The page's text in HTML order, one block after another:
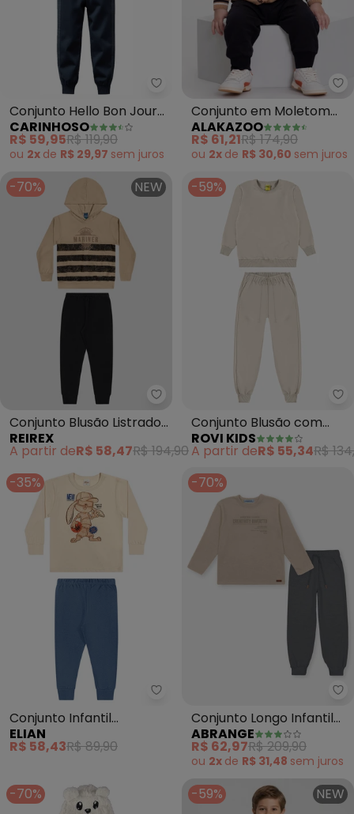
Carinhoso - Conjunto Hello
Conjunto Hello Bon Jour
em Moletom (Bege)
CARINHOSO
R$ 59,95R$ 119,90
ou 2x de R$ 29,97 sem juros
Conjunto em Moletom
com Capuz e Retilínea
(Bege)
ALAKAZOO
R$ 61,21R$ 174,90
ou 2x de R$ 30,60 sem juros
-70% NEW
Reirex - Conjunto Blusão
Conjunto Blusão Listrado
e Calça (Bege)
REIREX
A partir deR$ 58,47R$ 194,90
-59%
Conjunto Blusão com
Calça Masculino (Bege)
ROVI KIDS
A partir deR$ 55,34R$
-35%
Elian - Conjunto Infantil
Conjunto Infantil
Esportivo Animais (Bege)
ELIAN
R$ 58,43R$ 89,90
-70%
Conjunto Longo Infantil
Menino Creativity (Bege)
ABRANGE
R$ 62,97R$ 209,90
ou 2x de R$ 31,48 sem juros
-70% -59% NEW